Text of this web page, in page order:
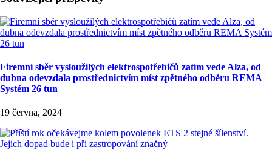
Firemní sběr vysloužilých elektrospotřebičů zatím vede Alza, od
dubna odevzdala prostřednictvím míst zpětného odběru REMA
Systém 26 tun
19 června, 2024